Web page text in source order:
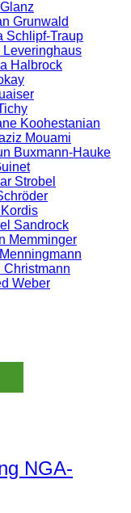
Grunwald
Schlipf-Traup
Leveringhaus
Halbrock
Koohestanian
Mouami
Buxmann-Hauke
Strobel
Sandrock
Memminger
Christmann
Weber
NGA-